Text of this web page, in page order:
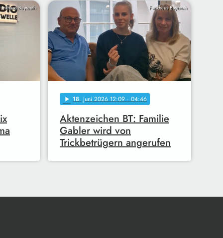
Bayreuth Funkhaus Bayreuth
play_arrow 18. Juni 2026 12:09 · 04:46
Aktenzeichen BT: Familie
Gabler wird von
Trickbetrügern angerufen